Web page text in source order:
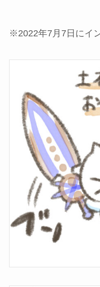
※2022年7月7日にイ